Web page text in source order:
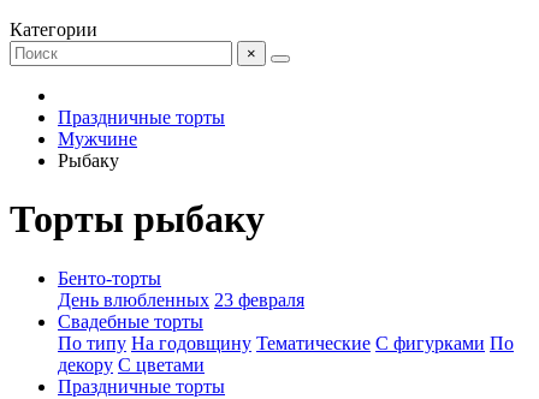
Категории
×
Праздничные торты
Мужчине
Рыбаку
Торты рыбаку
Бенто-торты
День влюбленных 23 февраля
Свадебные торты
По типу На годовщину Тематические С фигурками По
декору С цветами
Праздничные торты